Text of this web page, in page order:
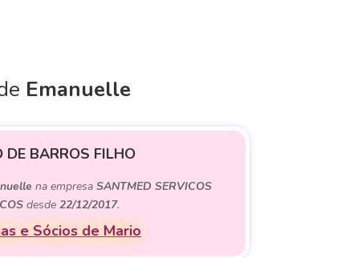
Emanuelle
DE BARROS FILHO
na empresa SANTMED SERVICOS
desde22/12/2017.
e Sócios de Mario